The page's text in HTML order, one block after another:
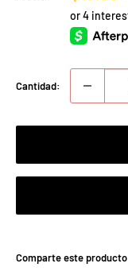
de
venta
Cantidad:
Comparte este producto